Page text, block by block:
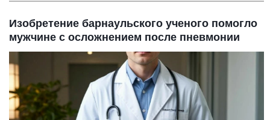
Изобретение барнаульского ученого помогло
мужчине с осложнением после пневмонии